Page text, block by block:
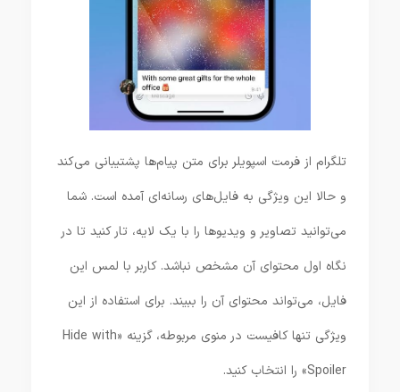
تلگرام از فرمت اسپویلر برای متن پیام‌ها پشتیبانی می‌کند
و حالا این ویژگی به فایل‌های رسانه‌ای آمده است. شما
می‌توانید تصاویر و ویدیوها را با یک لایه، تار کنید تا در
نگاه اول محتوای آن مشخص نباشد. کاربر با لمس این
فایل، می‌تواند محتوای آن را ببیند. برای استفاده از این
ویژگی تنها کافیست در منوی مربوطه، گزینه «Hide with
Spoiler» را انتخاب کنید.